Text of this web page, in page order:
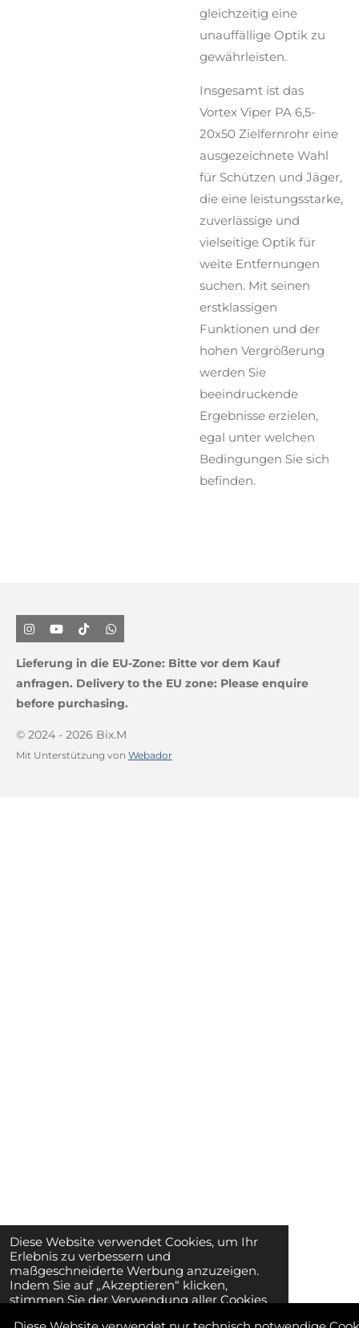
Diese Website verwendet Cookies, um Ihr
Erlebnis zu verbessern und
maßgeschneiderte Werbung anzuzeigen.
Indem Sie auf „Akzeptieren“ klicken,
stimmen Sie der Verwendung aller Cookies
gleichzeitig eine
unauffällige Optik zu
gewährleisten.
Insgesamt ist das
Vortex Viper PA 6,5-
20x50 Zielfernrohr eine
ausgezeichnete Wahl
für Schützen und Jäger,
die eine leistungsstarke,
zuverlässige und
vielseitige Optik für
weite Entfernungen
suchen. Mit seinen
erstklassigen
Funktionen und der
hohen Vergrößerung
werden Sie
beeindruckende
Ergebnisse erzielen,
egal unter welchen
Bedingungen Sie sich
befinden.
I
n
t
a
r
m
Y
o
T
u
e
T
i
T
o
W
h
a
t
s
p
Lieferung in die EU-Zone: Bitte vor dem Kauf
anfragen. Delivery to the EU zone: Please enquire
before purchasing.
© 2024 - 2026 Bix.M
Mit Unterstützung von Webador